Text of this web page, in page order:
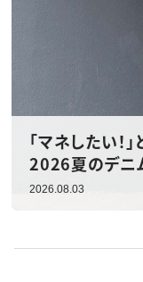
「マネしたい！
2026夏のデニ
2026.08.03